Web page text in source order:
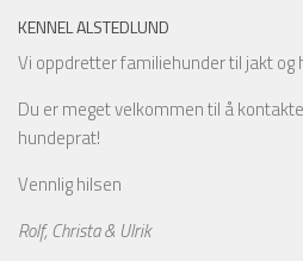
KENNEL ALSTEDLUND
Vi oppdretter familiehunder til jakt og
Du er meget velkommen til å
hundeprat!
Vennlig hilsen
Rolf, Christa & Ulrik